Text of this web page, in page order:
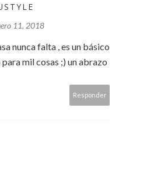
11, 2018
nunca falta , es un básico
para mil cosas ;) un abrazo
Responder